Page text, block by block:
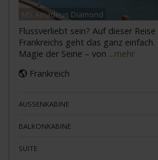
MS Amadeus Diamond
Flussverliebt sein? Auf dieser
Frankreichs geht das ganz einfach.
Magie der Seine – von ...mehr
Frankreich
AUSSENKABINE
BALKONKABINE
SUITE